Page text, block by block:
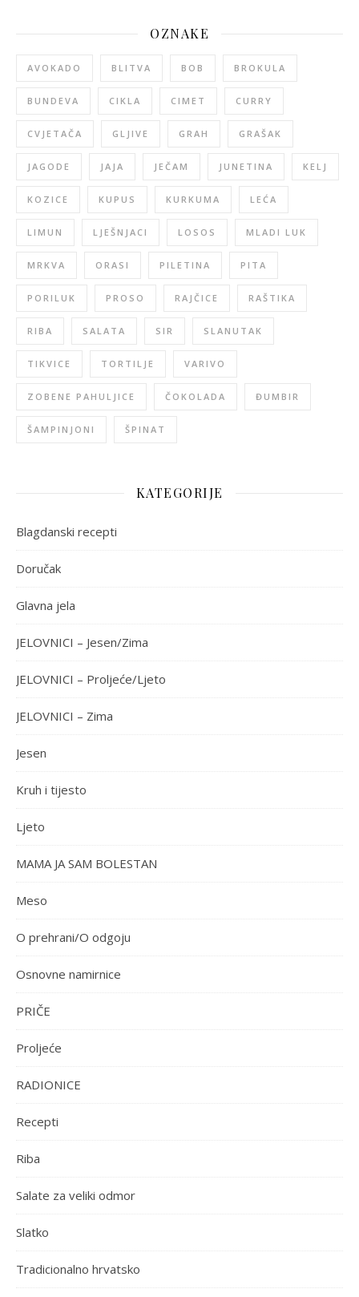
OZNAKE
AVOKADO BLITVA BOB BROKULA
BUNDEVA CIKLA CIMET CURRY
CVJETAČA GLJIVE GRAH GRAŠAK
JAGODE JAJA JEČAM JUNETINA KELJ
KOZICE KUPUS KURKUMA LEĆA
LIMUN LJEŠNJACI LOSOS MLADI LUK
MRKVA ORASI PILETINA PITA
PORILUK PROSO RAJČICE RAŠTIKA
RIBA SALATA SIR SLANUTAK
TIKVICE TORTILJE VARIVO
ZOBENE PAHULJICE ČOKOLADA ĐUMBIR
ŠAMPINJONI ŠPINAT
KATEGORIJE
Blagdanski recepti
Doručak
Glavna jela
JELOVNICI – Jesen/Zima
JELOVNICI – Proljeće/Ljeto
JELOVNICI – Zima
Jesen
Kruh i tijesto
Ljeto
MAMA JA SAM BOLESTAN
Meso
O prehrani/O odgoju
Osnovne namirnice
PRIČE
Proljeće
RADIONICE
Recepti
Riba
Salate za veliki odmor
Slatko
Tradicionalno hrvatsko